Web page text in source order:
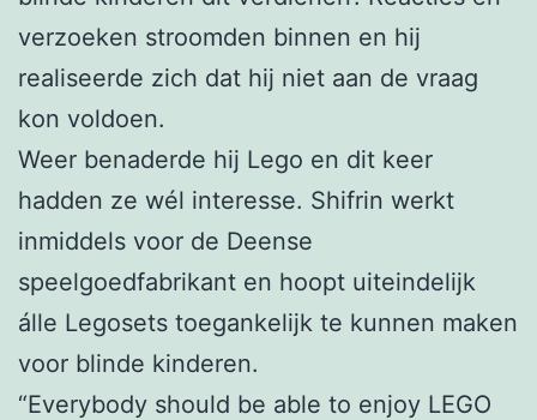
verzoeken stroomden binnen en hij
realiseerde zich dat hij niet aan de vraag
kon voldoen.
Weer benaderde hij Lego en dit keer
hadden ze wél interesse. Shifrin werkt
inmiddels voor de Deense
speelgoedfabrikant en hoopt uiteindelijk
álle Legosets toegankelijk te kunnen maken
voor blinde kinderen.
“Everybody should be able to enjoy LEGO